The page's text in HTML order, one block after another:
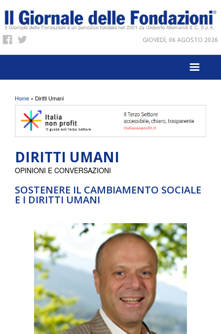
GIOVEDÌ, 06 AGOSTO 2026
Tu sei qui
Home » Diritti Umani
DIRITTI UMANI
SOSTENERE IL CAMBIAMENTO SOCIALE
E I DIRITTI UMANI
OPINIONI E CONVERSAZIONI